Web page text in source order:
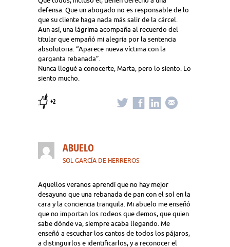
defensa. Que un abogado no es responsable de lo
que su cliente haga nada más salir de la cárcel.
Aun así, una lágrima acompaña al recuerdo del
titular que empañó mi alegría por la sentencia
absolutoria: “Aparece nueva víctima con la
garganta rebanada”.
Nunca llegué a conocerte, Marta, pero lo siento. Lo
siento mucho.
+2
ABUELO
SOL GARCÍA DE HERREROS
Aquellos veranos aprendí que no hay mejor
desayuno que una rebanada de pan con el sol en la
cara y la conciencia tranquila. Mi abuelo me enseñó
que no importan los rodeos que demos, que quien
sabe dónde va, siempre acaba llegando. Me
enseñó a escuchar los cantos de todos los pájaros,
a distinguirlos e identificarlos, y a reconocer el